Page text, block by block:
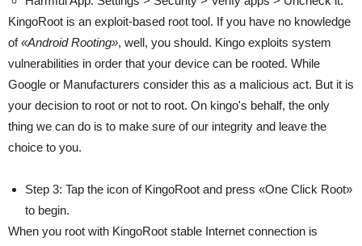
KingoRoot is an exploit-based root tool. If you have no knowledge
of«Android Rooting», well, you should. Kingo exploits system
vulnerabilities in order that your device can be rooted. While
Google or Manufacturers consider this as a malicious act. But it is
your decision to root or not to root. On kingo's behalf, the only
thing we can do is to make sure of our integrity and leave the
choice to you.
Step 3: Tap the icon of KingoRoot and press «One Click Root»
to begin.
When you root with KingoRoot stable Internet connection is